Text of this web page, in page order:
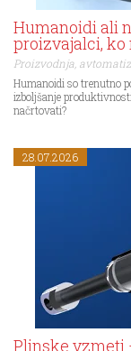
Humanoidi ali
proizvajalci, ko
Proizvodnja,
Humanoidi so trenutno
izboljšanje
načrtovati?
28.07.2026
Plinske vzmeti